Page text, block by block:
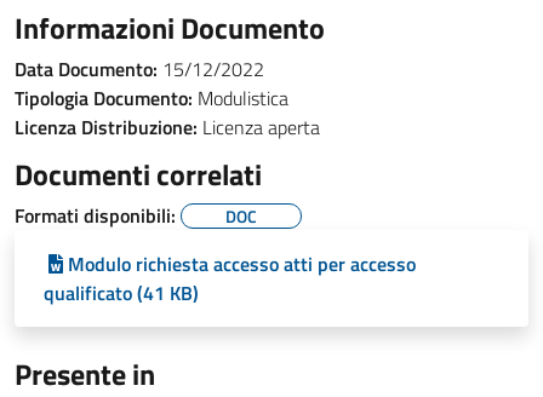
Informazioni Documento
Data Documento: 15/12/2022
Tipologia Documento: Modulistica
Licenza Distribuzione: Licenza aperta
Documenti correlati
Formati disponibili: DOC
Modulo richiesta accesso atti per accesso
qualificato (41 KB)
Presente in